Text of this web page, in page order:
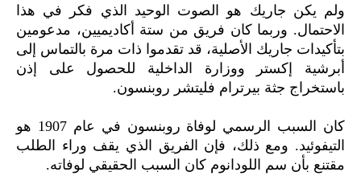
ولم يكن جاريك هو الصوت الوحيد الذي فكر في هذا
الاحتمال. وربما كان فريق من ستة أكاديميين، مدعومين
بتأكيدات جاريك الأصلية، قد تقدموا ذات مرة بالتماس إلى
أبرشية إكستر ووزارة الداخلية للحصول على إذن
باستخراج جثة بيرترام فليتشر روبنسون.
كان السبب الرسمي لوفاة روبنسون في عام 1907 هو
التيفوئيد. ومع ذلك، فإن الفريق الذي يقف وراء الطلب
مقتنع بأن سم اللودانوم كان السبب الحقيقي لوفاته.